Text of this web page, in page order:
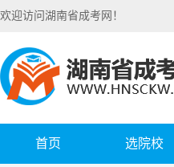
欢迎访问湖南省成考网！
首页 选院校